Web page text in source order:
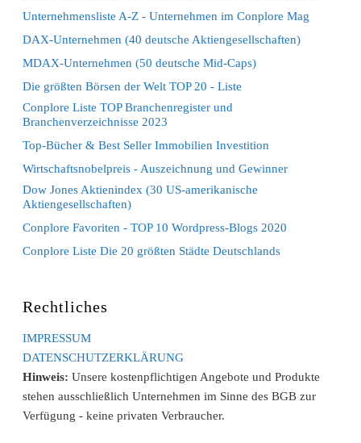
Unternehmensliste A-Z - Unternehmen im Conplore Mag
DAX-Unternehmen (40 deutsche Aktiengesellschaften)
MDAX-Unternehmen (50 deutsche Mid-Caps)
Die größten Börsen der Welt TOP 20 - Liste
Conplore Liste TOP Branchenregister und
Branchenverzeichnisse 2023
Top-Bücher & Best Seller Immobilien Investition
Wirtschaftsnobelpreis - Auszeichnung und Gewinner
Dow Jones Aktienindex (30 US-amerikanische
Aktiengesellschaften)
Conplore Favoriten - TOP 10 Wordpress-Blogs 2020
Conplore Liste Die 20 größten Städte Deutschlands
Rechtliches
IMPRESSUM
DATENSCHUTZERKLÄRUNG
Hinweis: Unsere kostenpflichtigen Angebote und Produkte
stehen ausschließlich Unternehmen im Sinne des BGB zur
Verfügung - keine privaten Verbraucher.